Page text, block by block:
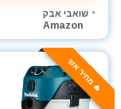
שואבי אבק
Amazon
🔥 מחיר אש